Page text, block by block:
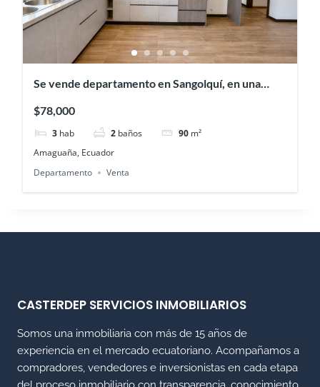
Se vende departamento en Sangolquí, en una
$78,000
3 hab 2 baños 90 m²
Amaguaña, Ecuador
Departamento
Venta
CASTERDEP SERVICIOS INMOBILIARIOS
Somos una inmobiliaria con más de 15 años de
experiencia en el mercado ecuatoriano. Acompañamos a
compradores, vendedores e inversionistas en cada etapa